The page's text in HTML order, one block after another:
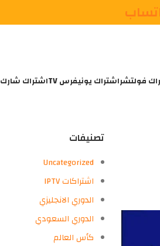
فولتشراشتراك يونيفرس TV اشتراك شارك
تصنيفات
Uncategorized
اشتراكات IPTV
الدوري الانجليزي
الدوري السعودي
كأس العالم